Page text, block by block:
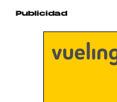
Publicidad